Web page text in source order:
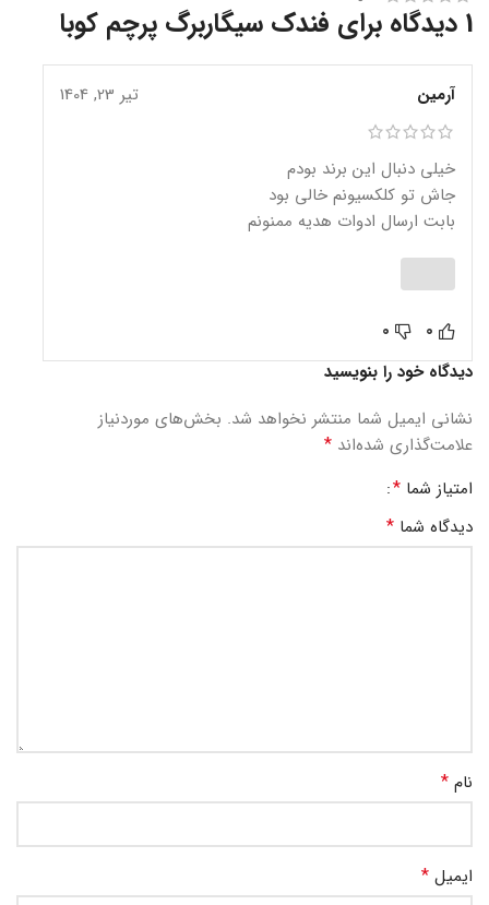
1 دیدگاه برای فندک سیگاربرگ پرچم کوبا
آرمین تیر 23, 1404
خیلی دنبال این برند بودم
جاش تو کلکسیونم خالی بود
بابت ارسال ادوات هدیه ممنونم
0
0
دیدگاه خود را بنویسید
نشانی ایمیل شما منتشر نخواهد شد. بخش‌های موردنیاز
علامت‌گذاری شده‌اند *
امتیاز شما *
دیدگاه شما *
نام *
ایمیل *